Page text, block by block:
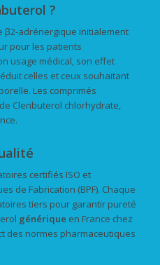
?
β2-adrénergique initialement
pour les patients
usage médical, son effet
celles et ceux souhaitant
Les comprimés
Clenbuterol chlorhydrate,
certifiés ISO et
de Fabrication (BPF). Chaque
tiers pour garantir pureté
générique en France chez
des normes pharmaceutiques